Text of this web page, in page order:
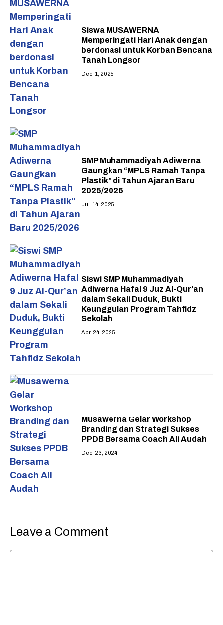
Siswa MUSAWERNA
Memperingati Hari Anak dengan
berdonasi untuk Korban Bencana
Tanah Longsor
Dec. 1, 2025
SMP Muhammadiyah Adiwerna
Gaungkan “MPLS Ramah Tanpa
Plastik” di Tahun Ajaran Baru
2025/2026
Jul. 14, 2025
Siswi SMP Muhammadiyah
Adiwerna Hafal 9 Juz Al-Qur’an
dalam Sekali Duduk, Bukti
Keunggulan Program Tahfidz
Sekolah
Apr. 24, 2025
Musawerna Gelar Workshop
Branding dan Strategi Sukses
PPDB Bersama Coach Ali Audah
Dec. 23, 2024
Leave a Comment
Comment